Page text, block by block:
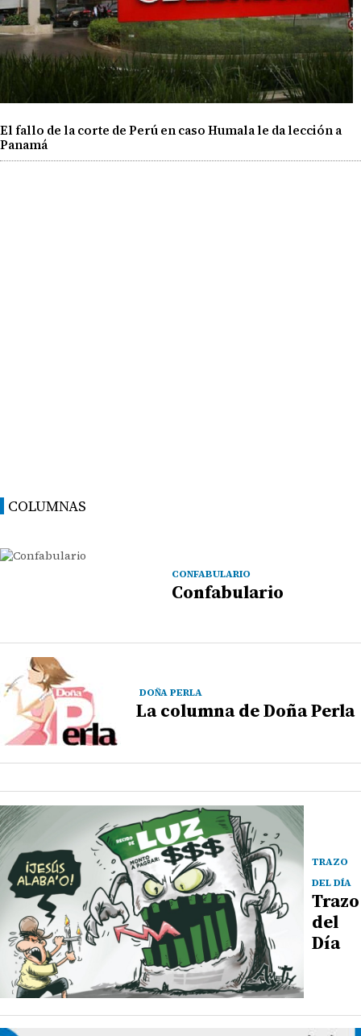
El fallo de la corte de Perú en caso Humala le da lección a
Panamá
COLUMNAS
CONFABULARIO
Confabulario
DOÑA PERLA
La columna de Doña Perla
TRAZO
DEL DÍA
Trazo
del
Día